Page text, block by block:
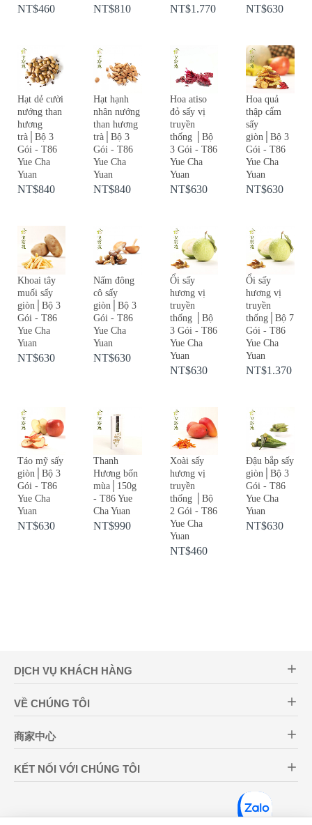
NT$460 NT$810 NT$1.770 NT$630
Hạt dẻ cười
nướng than
hương
trà│Bộ 3
Gói - T86
Yue Cha
Yuan
NT$840
Hạt hạnh
nhân nướng
than hương
trà│Bộ 3
Gói - T86
Yue Cha
Yuan
NT$840
Hoa atiso
đỏ sấy vị
truyền
thống │Bộ
3 Gói - T86
Yue Cha
Yuan
NT$630
Hoa quả
thập cẩm
sấy
giòn│Bộ 3
Gói - T86
Yue Cha
Yuan
NT$630
Khoai tây
muối sấy
giòn│Bộ 3
Gói - T86
Yue Cha
Yuan
NT$630
Nấm đông
cô sấy
giòn│Bộ 3
Gói - T86
Yue Cha
Yuan
NT$630
Ổi sấy
hương vị
truyền
thống │Bộ
3 Gói - T86
Yue Cha
Yuan
NT$630
Ổi sấy
hương vị
truyền
thống│Bộ 7
Gói - T86
Yue Cha
Yuan
NT$1.370
Táo mỹ sấy
giòn│Bộ 3
Gói - T86
Yue Cha
Yuan
NT$630
Thanh
Hương bốn
mùa│150g
- T86 Yue
Cha Yuan
NT$990
Xoài sấy
hương vị
truyền
thống │Bộ
2 Gói - T86
Yue Cha
Yuan
NT$460
Đậu bắp sấy
giòn│Bộ 3
Gói - T86
Yue Cha
Yuan
NT$630
DỊCH VỤ KHÁCH HÀNG
VỀ CHÚNG TÔI
商家中心
KẾT NỐI VỚI CHÚNG TÔI